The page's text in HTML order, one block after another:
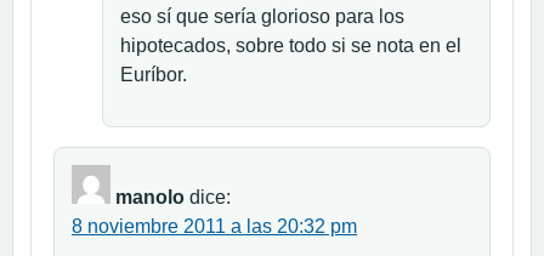
eso sí que sería glorioso para los
hipotecados, sobre todo si se nota en el
Euríbor.
manolo dice:
8 noviembre 2011 a las 20:32 pm